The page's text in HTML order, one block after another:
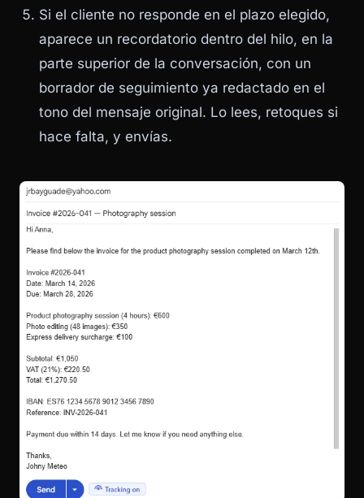
Si el cliente no responde en el plazo elegido,
aparece un recordatorio dentro del hilo, en la
parte superior de la conversación, con un
borrador de seguimiento ya redactado en el
tono del mensaje original. Lo lees, retoques si
hace falta, y envías.